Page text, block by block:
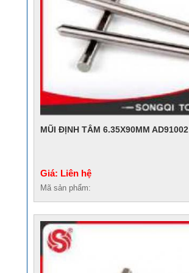
MŨI ĐỊNH TÂM 6.35X90MM AD91002
Giá: Liên hệ
Mã sản phẩm: